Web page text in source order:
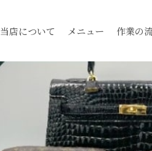
当店について メニュー 作業の